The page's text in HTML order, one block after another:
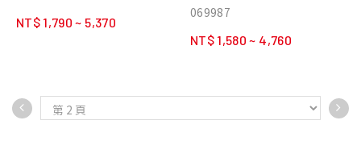
NT$ 1,790 ~ 5,370
069987
NT$ 1,580 ~ 4,760